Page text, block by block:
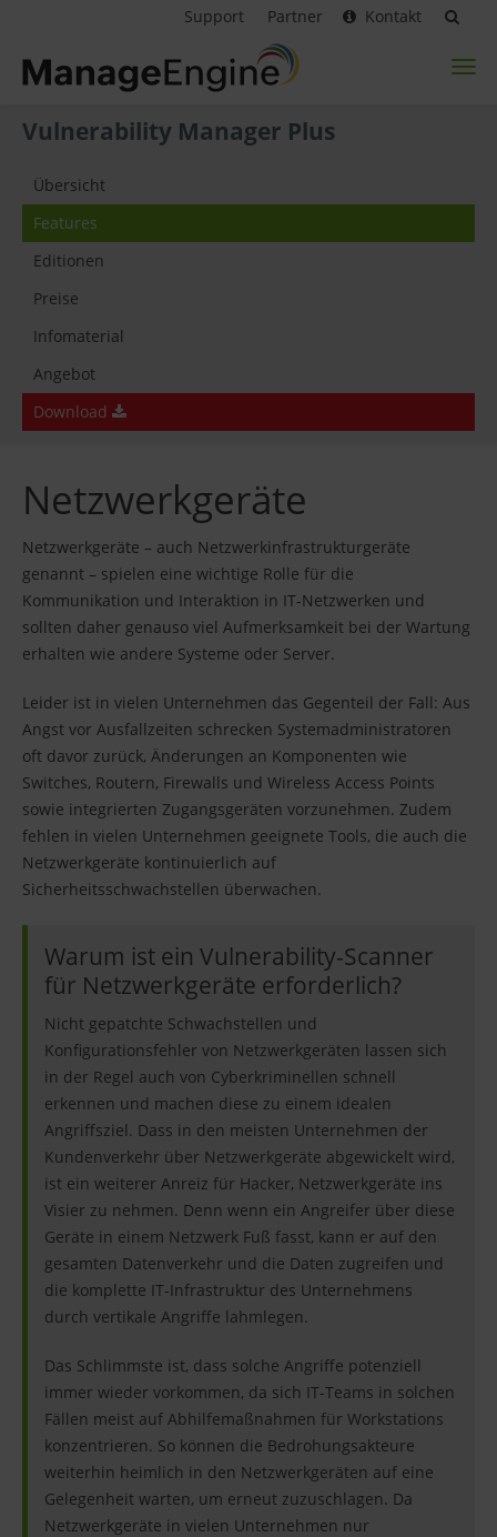
Support Partner Kontakt
Vulnerability Manager Plus
Übersicht
Features
Editionen
Preise
Infomaterial
Angebot
Download
Netzwerkgeräte
Netzwerkgeräte – auch Netzwerkinfrastrukturgeräte
genannt – spielen eine wichtige Rolle für die
Kommunikation und Interaktion in IT-Netzwerken und
sollten daher genauso viel Aufmerksamkeit bei der Wartung
erhalten wie andere Systeme oder Server.
Leider ist in vielen Unternehmen das Gegenteil der Fall: Aus
Angst vor Ausfallzeiten schrecken Systemadministratoren
oft davor zurück, Änderungen an Komponenten wie
Switches, Routern, Firewalls und Wireless Access Points
sowie integrierten Zugangsgeräten vorzunehmen. Zudem
fehlen in vielen Unternehmen geeignete Tools, die auch die
Netzwerkgeräte kontinuierlich auf
Sicherheitsschwachstellen überwachen.
Warum ist ein Vulnerability-Scanner
für Netzwerkgeräte erforderlich?
Nicht gepatchte Schwachstellen und
Konfigurationsfehler von Netzwerkgeräten lassen sich
in der Regel auch von Cyberkriminellen schnell
erkennen und machen diese zu einem idealen
Angriffsziel. Dass in den meisten Unternehmen der
Kundenverkehr über Netzwerkgeräte abgewickelt wird,
ist ein weiterer Anreiz für Hacker, Netzwerkgeräte ins
Visier zu nehmen. Denn wenn ein Angreifer über diese
Geräte in einem Netzwerk Fuß fasst, kann er auf den
gesamten Datenverkehr und die Daten zugreifen und
die komplette IT-Infrastruktur des Unternehmens
durch vertikale Angriffe lahmlegen.
Das Schlimmste ist, dass solche Angriffe potenziell
immer wieder vorkommen, da sich IT-Teams in solchen
Fällen meist auf Abhilfemaßnahmen für Workstations
konzentrieren. So können die Bedrohungsakteure
weiterhin heimlich in den Netzwerkgeräten auf eine
Gelegenheit warten, um erneut zuzuschlagen. Da
Netzwerkgeräte in vielen Unternehmen nur